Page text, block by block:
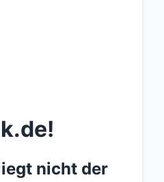
nicht der